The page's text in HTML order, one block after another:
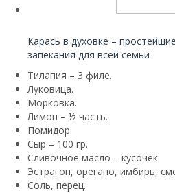
Карась в духовке –
запекания для всей семьи
Тилапия – 3 филе.
Луковица.
Морковка.
Лимон – ½ часть.
Помидор.
Сыр – 100 гр.
Сливочное масло – кусочек.
Эстрагон, орегано, имбирь,
Соль, перец.